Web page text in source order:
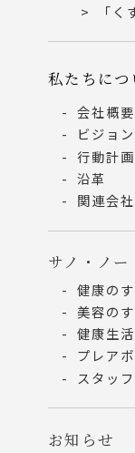
「
私たちにつ
会社概要
ビジョン
行動計画
沿革
関連会社
サノ・ノー
健康の
美容の
健康生
プレア
スタッ
お知らせ